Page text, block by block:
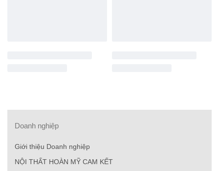
Doanh nghiệp
Giới thiệu Doanh nghiệp
NỘI THẤT HOÀN MỸ CAM KẾT